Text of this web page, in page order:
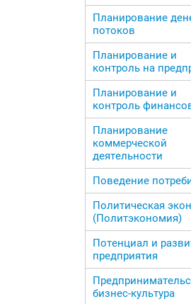
Планирование
потоков
Планирование и
контроль на
Планирование и
контроль
Планирование
коммерческой
деятельности
Поведение
Политическая
(Политэкономия)
Потенциал и
предприятия
бизнес-культура